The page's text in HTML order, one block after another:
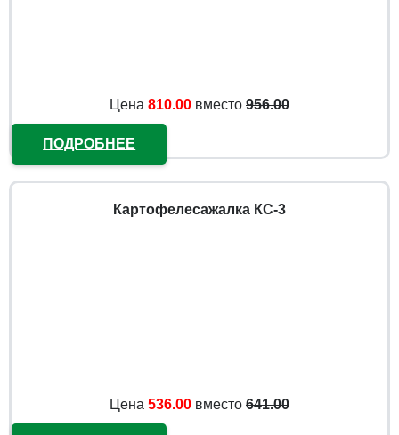
Цена 810.00 вместо 956.00
ПОДРОБНЕЕ
Картофелесажалка КС-3
Цена 536.00 вместо 641.00